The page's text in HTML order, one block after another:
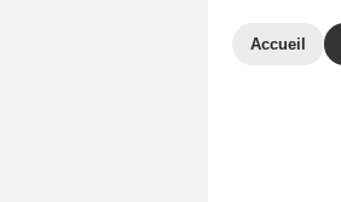
Accueil